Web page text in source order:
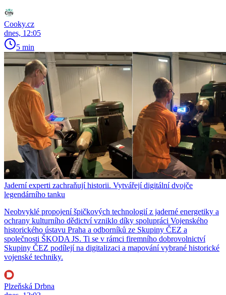
Cooky.cz
dnes, 12:05
5 min
Jaderní experti zachraňují historii. Vytvářejí digitální dvojče
legendárního tanku
Neobvyklé propojení špičkových technologií z jaderné energetiky a
ochrany kulturního dědictví vzniklo díky spolupráci Vojenského
historického ústavu Praha a odborníků ze Skupiny ČEZ a
společnosti ŠKODA JS. Ti se v rámci firemního dobrovolnictví
Skupiny ČEZ podílejí na digitalizaci a mapování vybrané historické
vojenské techniky.
Plzeňská Drbna